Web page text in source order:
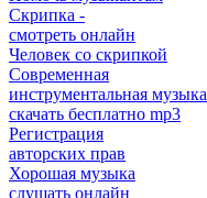
Скрипка -
смотреть онлайн
Человек со скрипкой
Современная
инструментальная музыка
скачать бесплатно mp3
Регистрация
авторских прав
Хорошая музыка
слушать онлайн